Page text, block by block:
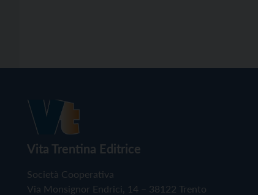
Vita Trentina Editrice
Società Cooperativa
Via Monsignor Endrici, 14 – 38122 Trento